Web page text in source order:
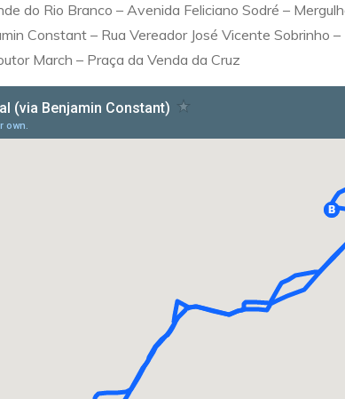
do Rio Branco – Avenida Feliciano Sodré –
Constant – Rua Vereador José Vicente Sobrinho
March – Praça da Venda da Cruz